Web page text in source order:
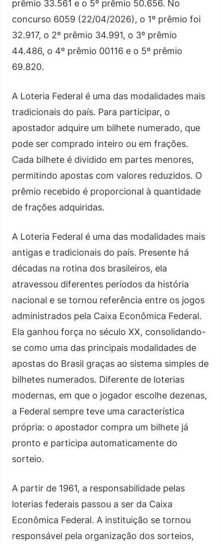
prêmio 33.561 e o 5º prêmio 50.656. No
concurso 6059 (22/04/2026), o 1º prêmio foi
32.917, o 2º prêmio 34.991, o 3º prêmio
44.486, o 4º prêmio 00116 e o 5º prêmio
69.820.
A Loteria Federal é uma das modalidades mais
tradicionais do país. Para participar, o
apostador adquire um bilhete numerado, que
pode ser comprado inteiro ou em frações.
Cada bilhete é dividido em partes menores,
permitindo apostas com valores reduzidos. O
prêmio recebido é proporcional à quantidade
de frações adquiridas.
A Loteria Federal é uma das modalidades mais
antigas e tradicionais do país. Presente há
décadas na rotina dos brasileiros, ela
atravessou diferentes períodos da história
nacional e se tornou referência entre os jogos
administrados pela Caixa Econômica Federal.
Ela ganhou força no século XX, consolidando-
se como uma das principais modalidades de
apostas do Brasil graças ao sistema simples de
bilhetes numerados. Diferente de loterias
modernas, em que o jogador escolhe dezenas,
a Federal sempre teve uma característica
própria: o apostador compra um bilhete já
pronto e participa automaticamente do
sorteio.
A partir de 1961, a responsabilidade pelas
loterias federais passou a ser da Caixa
Econômica Federal. A instituição se tornou
responsável pela organização dos sorteios,